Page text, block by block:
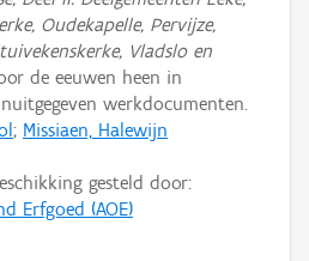
Oudekapelle, Pervijze,
Vladslo en
de eeuwen heen in
werkdocumenten.
; Missiaen, Halewijn
gesteld door:
Erfgoed (AOE)